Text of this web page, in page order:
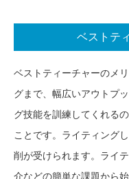
ベストテ
ベストティーチャーのメ
グまで、幅広いアウトプ
グ技能を訓練してくれる
ことです。ライティング
削が受けられます。ライ
介などの簡単な課題から